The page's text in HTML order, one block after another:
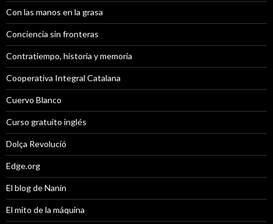
Con las manos en la grasa
Conciencia sin fronteras
Contratiempo, historia y memoria
Cooperativa Integral Catalana
Cuervo Blanco
Curso gratuito inglés
Dolça Revolució
Edge.org
El blog de Nanín
El mito de la máquina